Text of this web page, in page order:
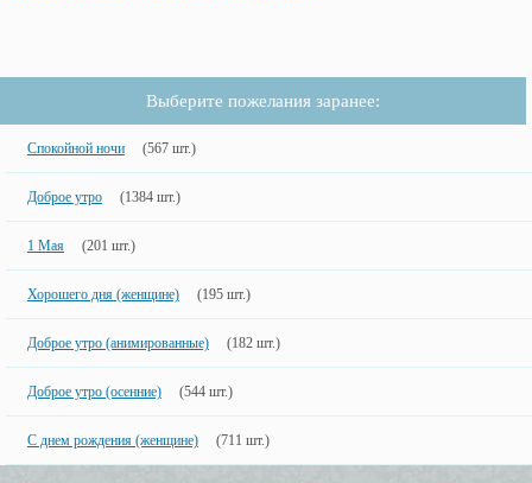
Выберите пожелания заранее:
Спокойной ночи (567 шт.)
Доброе утро (1384 шт.)
1 Мая (201 шт.)
Хорошего дня (женщине) (195 шт.)
Доброе утро (анимированные) (182 шт.)
Доброе утро (осенние) (544 шт.)
С днем рождения (женщине) (711 шт.)